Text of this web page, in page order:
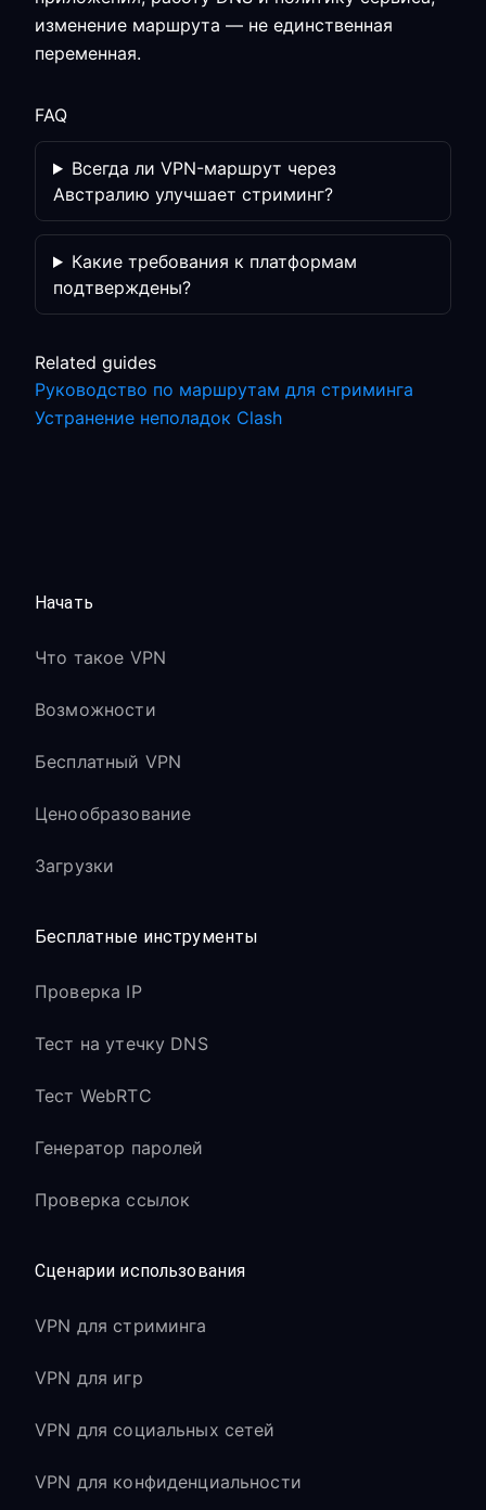
изменение маршрута — не единственная
переменная.
FAQ
Всегда ли VPN-маршрут через
Австралию улучшает стриминг?
Какие требования к платформам
подтверждены?
Related guides
Руководство по маршрутам для стриминга
Устранение неполадок Clash
Начать
Что такое VPN
Возможности
Бесплатный VPN
Ценообразование
Загрузки
Бесплатные инструменты
Проверка IP
Тест на утечку DNS
Тест WebRTC
Генератор паролей
Проверка ссылок
Сценарии использования
VPN для стриминга
VPN для игр
VPN для социальных сетей
VPN для конфиденциальности